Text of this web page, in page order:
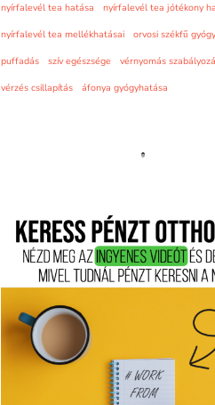
nyírfalevél tea hatása
nyírfalevél tea jótékony
nyírfalevél tea mellékhatásai
orvosi székfű
puffadás
szív egészsége
vérnyomás
vérzés csillapítás
áfonya gyógyhatása